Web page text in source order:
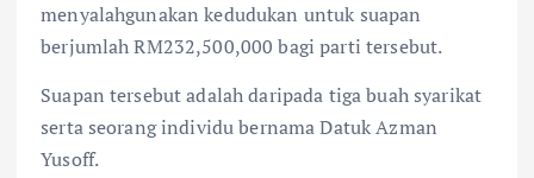
menyalahgunakan kedudukan untuk suapan
berjumlah RM232,500,000 bagi parti tersebut.
Suapan tersebut adalah da­ripada tiga buah syarikat
serta seorang individu bernama Datuk Azman
Yusoff.